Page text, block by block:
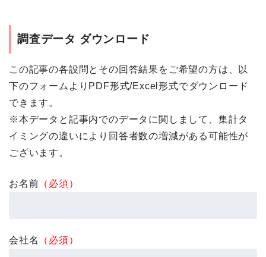
調査データ ダウンロード
この記事の各設問とその回答結果をご希望の方は、以
下のフォームよりPDF形式/Excel形式でダウンロード
できます。
※本データと記事内でのデータに関しまして、集計タ
イミングの違いにより回答者数の増減がある可能性が
ございます。
お名前 （必須）
会社名 （必須）